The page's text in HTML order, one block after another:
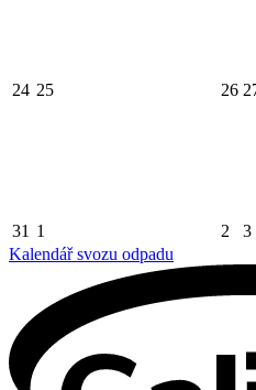
24 25 26
31 1 2 3
Kalendář svozu odpadu